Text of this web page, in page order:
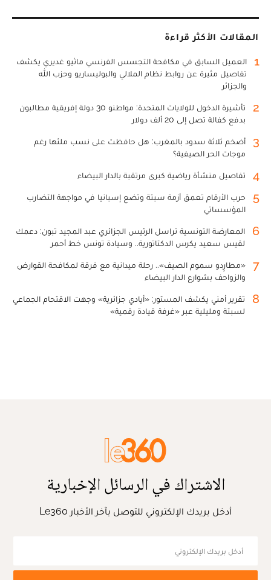
المقالات الأكثر قراءة
1
العميل السابق في مكافحة التجسس الفرنسي ماثيو غديري يكشف
تفاصيل مثيرة عن روابط نظام الملالي والبوليساريو وحزب الله
والجزائر
2
تأشيرة الدخول للولايات المتحدة: مواطنو 30 دولة إفريقية مطالبون
بدفع كفالة تصل إلى 20 ألف دولار
3
أضخم ثلاثة سدود بالمغرب: هل حافظت على نسب ملئها رغم
موجات الحر الصيفية؟
4 تفاصيل منشأة رياضية كبرى مرتقبة بالدار البيضاء
5
حرب الأرقام تعمق أزمة سبتة وتضع إسبانيا في مواجهة التضارب
المؤسساتي
6
المعارضة التونسية تراسل الرئيس الجزائري عبد المجيد تبون: دعمك
لقيس سعيد يكرس الدكتاتورية.. وسيادة تونس خط أحمر
7
«مطارِدو سموم الصيف».. رحلة ميدانية مع فرقة لمكافحة القوارض
والزواحف بشوارع الدار البيضاء
8
تقرير أمني يكشف المستور: «أيادي جزائرية» وجهت الاقتحام الجماعي
لسبتة ومليلية عبر «غرفة قيادة رقمية»
الاشتراك في الرسائل الإخبارية
أدخل بريدك الإلكتروني للتوصل بآخر الأخبار Le360